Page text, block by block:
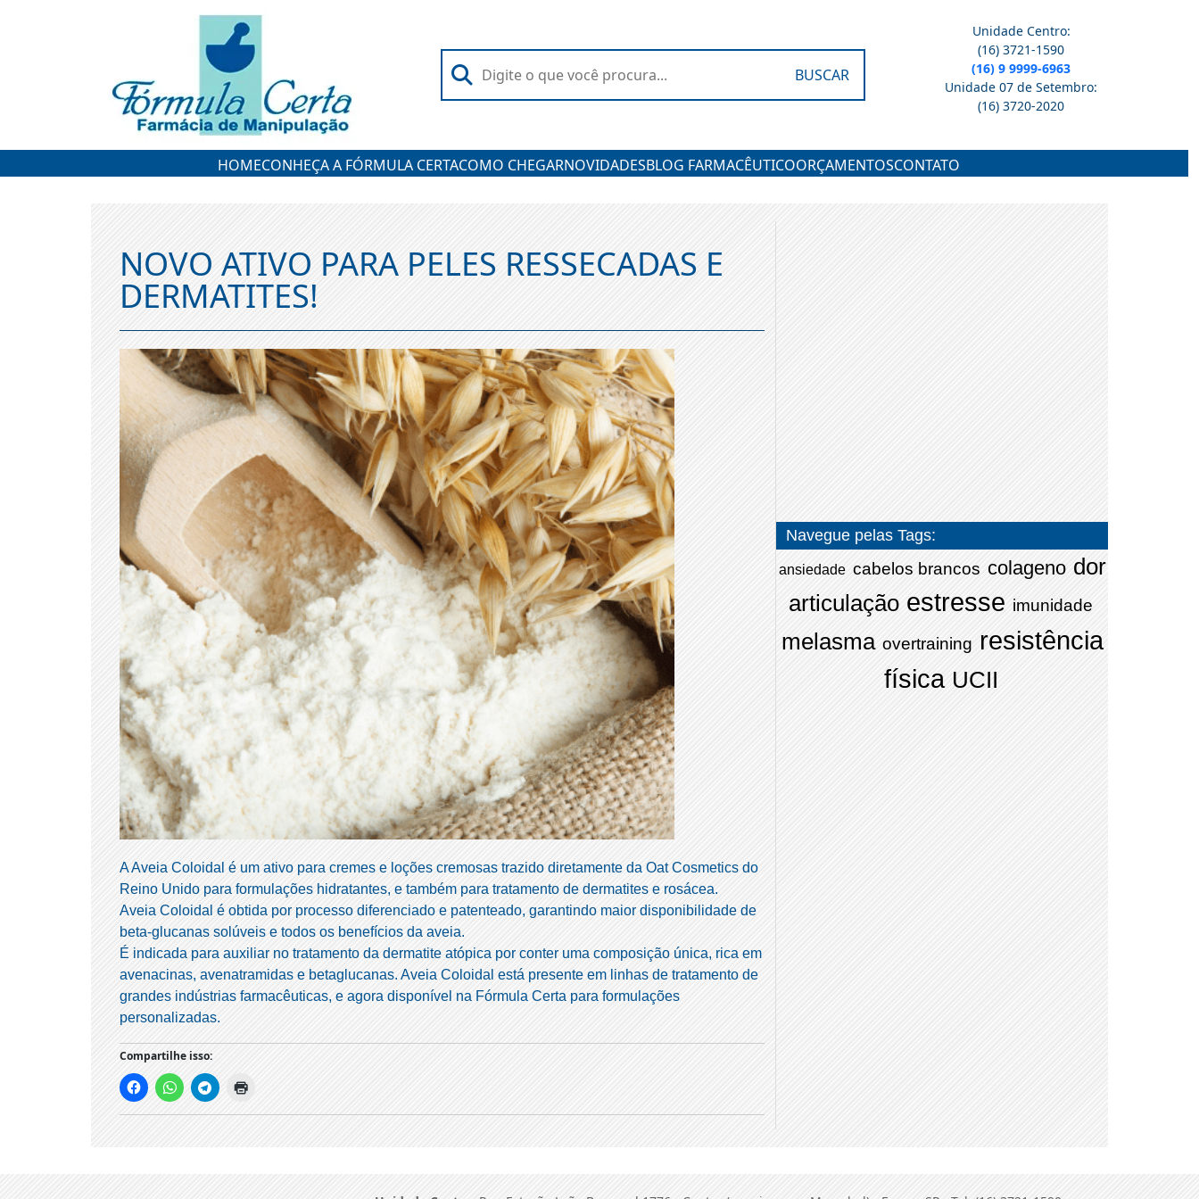
BUSCAR
Unidade Centro:
(16) 3721-1590
(16) 9 9999-6963
Unidade 07 de Setembro:
(16) 3720-2020
HOMECONHEÇA A FÓRMULA CERTACOMO CHEGARNOVIDADESBLOG FARMACÊUTICOORÇAMENTOSCONTATO
NOVO ATIVO PARA PELES RESSECADAS E
DERMATITES!
A Aveia Coloidal é um ativo para cremes e loções cremosas trazido diretamente da Oat Cosmetics do
Reino Unido para formulações hidratantes, e também para tratamento de dermatites e rosácea.
Aveia Coloidal é obtida por processo diferenciado e patenteado, garantindo maior disponibilidade de
beta-glucanas solúveis e todos os benefícios da aveia.
É indicada para auxiliar no tratamento da dermatite atópica por conter uma composição única, rica em
avenacinas, avenatramidas e betaglucanas. Aveia Coloidal está presente em linhas de tratamento de
grandes indústrias farmacêuticas, e agora disponível na Fórmula Certa para formulações
personalizadas.
Compartilhe isso:
Navegue pelas Tags:
ansiedade cabelos brancos colageno dor
articulação estresse imunidade
melasma overtraining resistência
física UCII